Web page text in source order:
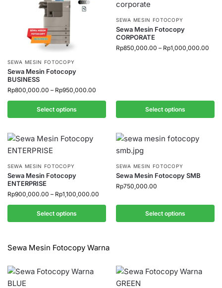
SEWA MESIN FOTOCOPY
Sewa Mesin Fotocopy
BUSINESS
Rp800,000.00 – Rp950,000.00
Select options
SEWA MESIN FOTOCOPY
Sewa Mesin Fotocopy
CORPORATE
Rp850,000.00 – Rp1,000,000.00
Select options
SEWA MESIN FOTOCOPY
Sewa Mesin Fotocopy
ENTERPRISE
Rp900,000.00 – Rp1,100,000.00
Select options
SEWA MESIN FOTOCOPY
Sewa Mesin Fotocopy SMB
Rp750,000.00
Select options
Sewa Mesin Fotocopy Warna